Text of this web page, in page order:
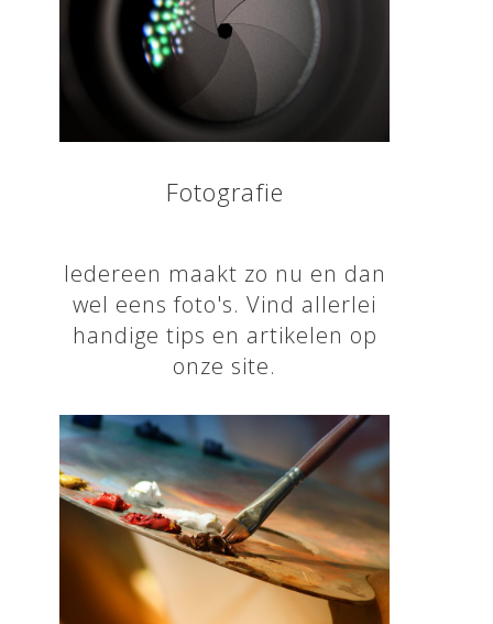
Fotografie
Iedereen maakt zo nu en dan
wel eens foto's. Vind allerlei
handige tips en artikelen op
onze site.